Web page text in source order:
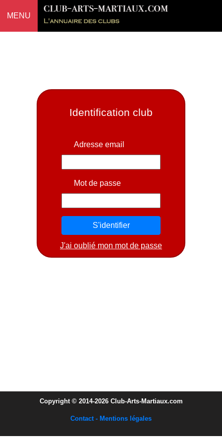
MENU
Identification club
Adresse email
Mot de passe
J'ai oublié mon mot de passe
Copyright © 2014-2026 Club-Arts-Martiaux.com
Contact - Mentions légales